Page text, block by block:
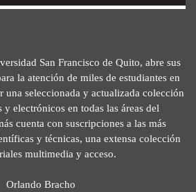
San Francisco de Quito, abre sus
la atención de miles de estudiantes en
una seleccionada y actualizada colección
electrónicos en todas las áreas del
cuenta con suscripciones a las más
y técnicas, una extensa colección
multimedia y acceso.
Orlando Bracho